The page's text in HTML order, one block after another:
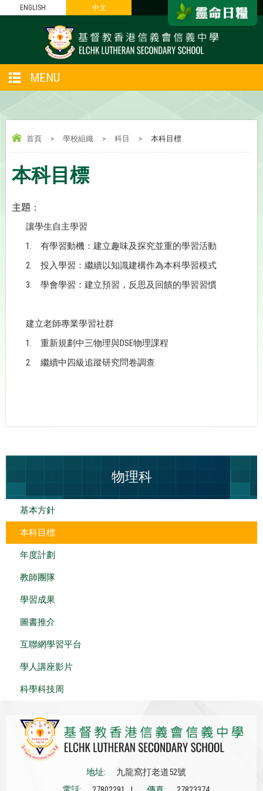
ENGLISH 中文
MENU
首頁 > 學校組織 > 科目 > 本科目標
本科目標
主題 ：
讓學生自主學習
1. 有學習動機 ： 建立趣味及探究並重的學習活動
2. 投入學習 ： 繼續以知識建構作為本科學習模式
3. 學會學習：建立預習，反思及回饋的學習習慣
建立老師專業學習社群
1. 重新規劃中三物理與DSE物理課程
2. 繼續中四級追蹤研究問卷調查
物理科
基本方針
本科目標
年度計劃
教師團隊
學習成果
圖書推介
互聯網學習平台
學人講座影片
科學科技周
地址:
九龍窩打老道52號